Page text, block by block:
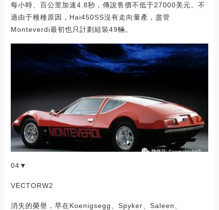
每小時、百公里加速4.8秒，傳說售價不低于27000美元。不
過由于種種原因，Hai450SS沒有走向量產，盡管
Monteverdi最初也只計劃組裝49輛。
04▼
VECTORW2
消失的榮譽，早在Koenigsegg、Spyker、Saleen、